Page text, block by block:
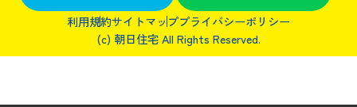
利用規約サイトマッププライバシーポリシー
(c) 朝日住宅 All Rights Reserved.